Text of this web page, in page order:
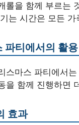
롤을 함께 부르는
는 시간은 모든
파티에서의 활용
스마스 파티에서
을 함께 진행하면
효과